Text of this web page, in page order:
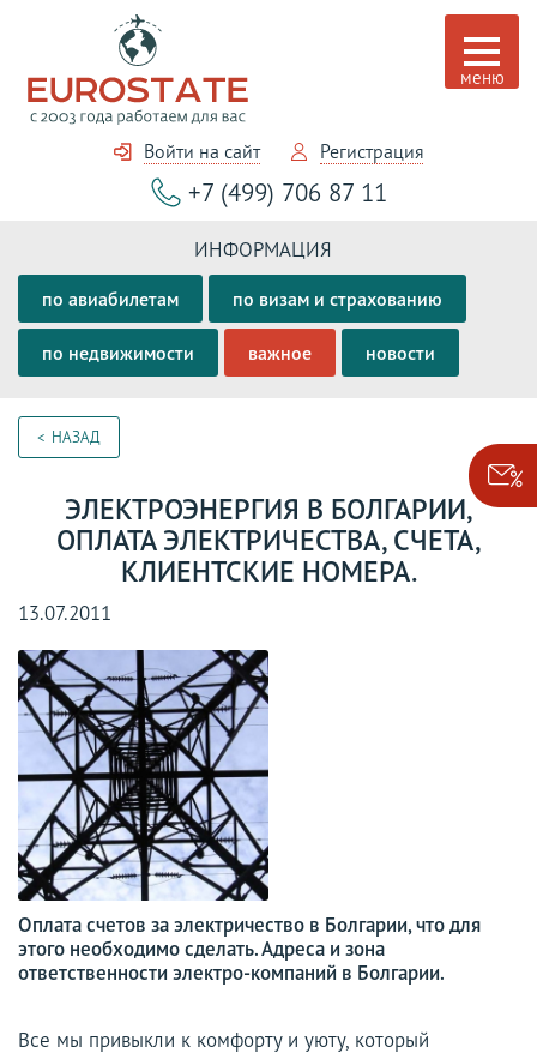
Войти на сайт Регистрация
+7 (499) 706 87 11
ИНФОРМАЦИЯ
по авиабилетам по визам и страхованию
по недвижимости важное новости
НАЗАД
ЭЛЕКТРОЭНЕРГИЯ В БОЛГАРИИ,
ОПЛАТА ЭЛЕКТРИЧЕСТВА, СЧЕТА,
КЛИЕНТСКИЕ НОМЕРА.
13.07.2011
Оплата счетов за электричество в Болгарии, что для
этого необходимо сделать. Адреса и зона
ответственности электро-компаний в Болгарии.
Все мы привыкли к комфорту и уюту, который